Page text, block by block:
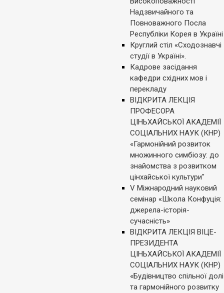
Надзвичайного та
Повноважного Посла
Республіки Корея в Україні
Круглий стіл «Сходознавчі
студії в Україні».
Кадрове засідання
кафедри східних мов і
перекладу
ВІДКРИТА ЛЕКЦІЯ
ПРОФЕСОРА
ЦІНЬХАЙСЬКОЇ АКАДЕМІЇ
СОЦІАЛЬНИХ НАУК (КНР)
«Гармонійний розвиток
множинного симбіозу: до
знайомства з розвитком
цінхайської культури"
V Міжнародний науковий
семінар «Школа Конфуція:
джерела-історія-
сучасність»
ВІДКРИТА ЛЕКЦІЯ ВІЦЕ-
ПРЕЗИДЕНТА
ЦІНЬХАЙСЬКОЇ АКАДЕМІЇ
СОЦІАЛЬНИХ НАУК (КНР)
«Будівництво спільної долі
та гармонійного розвитку